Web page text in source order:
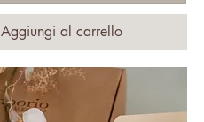
Aggiungi al carrello